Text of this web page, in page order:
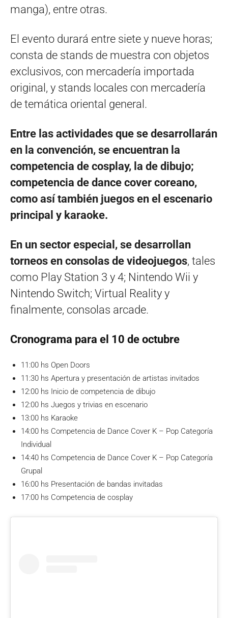
manga), entre otras.
El evento durará entre siete y nueve horas;
consta de stands de muestra con objetos
exclusivos, con mercadería importada
original, y stands locales con mercadería
de temática oriental general.
Entre las actividades que se desarrollarán
en la convención, se encuentran la
competencia de cosplay, la de dibujo;
competencia de dance cover coreano,
como así también juegos en el escenario
principal y karaoke.
En un sector especial, se desarrollan
torneos en consolas de videojuegos, tales
como Play Station 3 y 4; Nintendo Wii y
Nintendo Switch; Virtual Reality y
finalmente, consolas arcade.
Cronograma para el 10 de octubre
11:00 hs Open Doors
11:30 hs Apertura y presentación de artistas invitados
12:00 hs Inicio de competencia de dibujo
12:00 hs Juegos y trivias en escenario
13:00 hs Karaoke
14:00 hs Competencia de Dance Cover K – Pop Categoría
Individual
14:40 hs Competencia de Dance Cover K – Pop Categoría
Grupal
16:00 hs Presentación de bandas invitadas
17:00 hs Competencia de cosplay